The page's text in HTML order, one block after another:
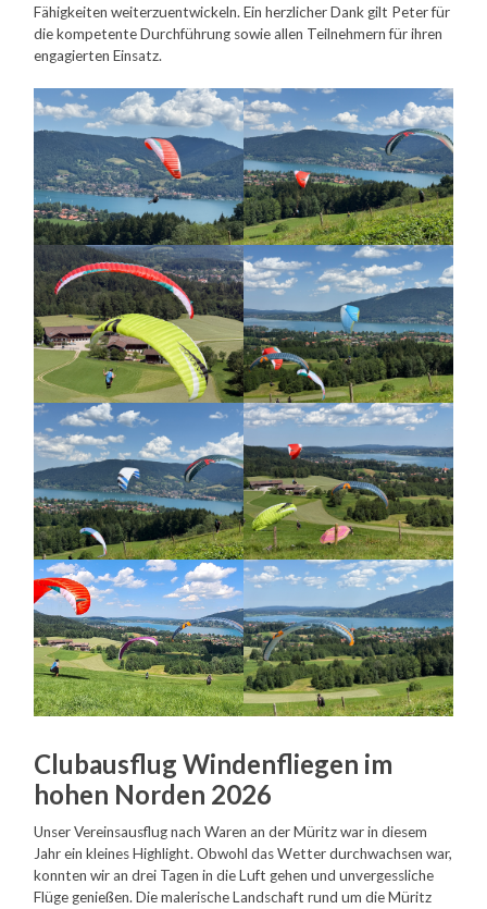
Fähigkeiten weiterzuentwickeln. Ein herzlicher Dank gilt Peter für
die kompetente Durchführung sowie allen Teilnehmern für ihren
engagierten Einsatz.
Clubausflug Windenfliegen im
hohen Norden 2026
Unser Vereinsausflug nach Waren an der Müritz war in diesem
Jahr ein kleines Highlight. Obwohl das Wetter durchwachsen war,
konnten wir an drei Tagen in die Luft gehen und unvergessliche
Flüge genießen. Die malerische Landschaft rund um die Müritz